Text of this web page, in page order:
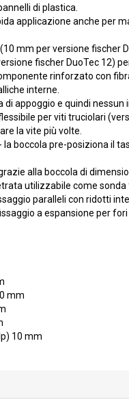
di plastica.
applicazione anche per
mm per versione fischer
fischer DuoTec 12)
rinforzato con
interne.
di appoggio e quindi
per viti truciolari
la vite più volte.
la boccola pre-posiziona il
alla boccola di
utilizzabile come sonda
paralleli con ridotti
a espansione per
mm
10 mm